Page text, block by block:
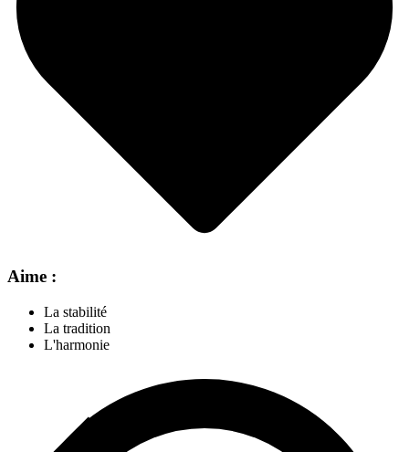
Aime :
La stabilité
La tradition
L'harmonie